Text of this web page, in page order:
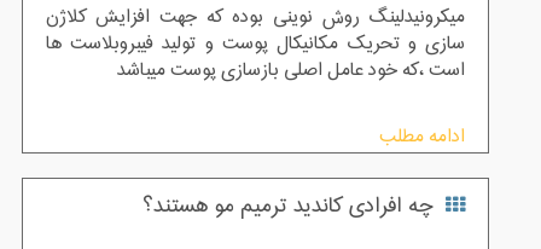
رو اعتماد به نفس خود را افزایش دهد .
میکرونیدلینگ روش نوینی بوده که جهت افزایش کلاژن
سازی و تحریک مکانیکال پوست و تولید فیبروبلاست ها
است ،که خود عامل اصلی بازسازی پوست میباشد
ادامه مطلب
چه افرادی کاندید ترمیم مو هستند؟